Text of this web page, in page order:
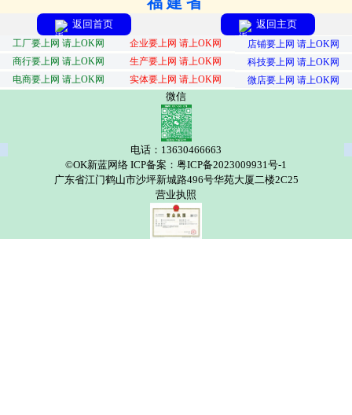
返回首页 返回主页
工厂要上网 请上OK网 企业要上网 请上OK网
店铺要上网 请上OK网
商行要上网 请上OK网
生产要上网 请上OK网
科技要上网 请上OK网
电商要上网 请上OK网
实体要上网 请上OK网 微店要上网 请上OK网
微信
电话：13630466663
©OK新蓝网络 ICP备案：粤ICP备2023009931号-1
广东省江门鹤山市沙坪新城路496号华苑大厦二楼2C25
营业执照